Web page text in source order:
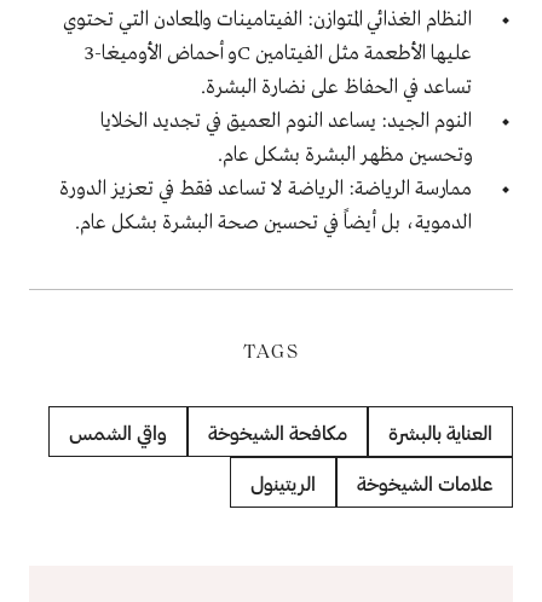
النظام الغذائي المتوازن: الفيتامينات والمعادن التي تحتوي
عليها الأطعمة مثل الفيتامين Cو أحماض الأوميغا-3
تساعد في الحفاظ على نضارة البشرة.
النوم الجيد: يساعد النوم العميق في تجديد الخلايا
وتحسين مظهر البشرة بشكل عام.
ممارسة الرياضة: الرياضة لا تساعد فقط في تعزيز الدورة
الدموية، بل أيضاً في تحسين صحة البشرة بشكل عام.
TAGS
العناية بالبشرة مكافحة الشيخوخة واقي الشمس
علامات الشيخوخة الريتينول